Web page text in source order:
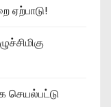
ஏற்பாடு!
செயல்பட்டு